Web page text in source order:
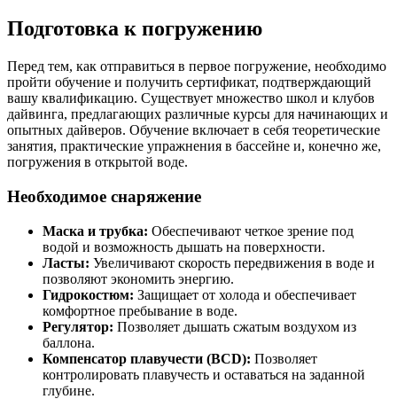
Подготовка к погружению
Перед тем, как отправиться в первое погружение, необходимо
пройти обучение и получить сертификат, подтверждающий
вашу квалификацию. Существует множество школ и клубов
дайвинга, предлагающих различные курсы для начинающих и
опытных дайверов. Обучение включает в себя теоретические
занятия, практические упражнения в бассейне и, конечно же,
погружения в открытой воде.
Необходимое снаряжение
Маска и трубка: Обеспечивают четкое зрение под
водой и возможность дышать на поверхности.
Ласты: Увеличивают скорость передвижения в воде и
позволяют экономить энергию.
Гидрокостюм: Защищает от холода и обеспечивает
комфортное пребывание в воде.
Регулятор: Позволяет дышать сжатым воздухом из
баллона.
Компенсатор плавучести (BCD): Позволяет
контролировать плавучесть и оставаться на заданной
глубине.